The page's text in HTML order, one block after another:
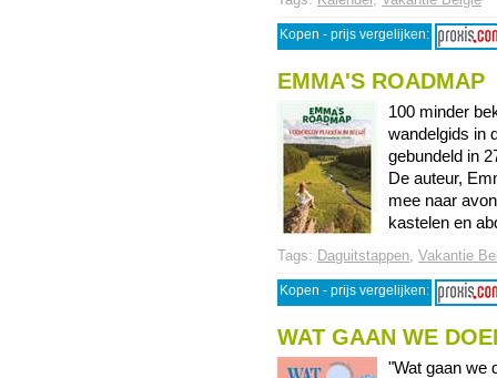
Kopen - prijs vergelijken:
EMMA'S ROADMAP
100 minder
wandelgids in
gebundeld in
De auteur,
mee naar
kastelen en
Tags: Daguitstappen, Vakantie
Kopen - prijs vergelijken:
WAT GAAN WE
"Wat gaan we